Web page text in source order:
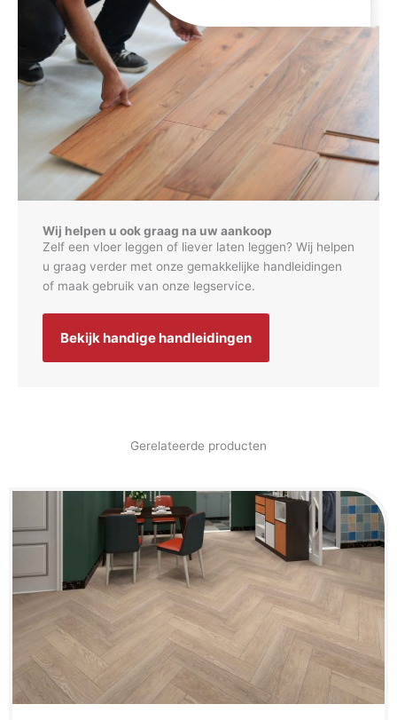
Wij helpen u ook graag na uw aankoop
Zelf een vloer leggen of liever laten leggen? Wij helpen
u graag verder met onze gemakkelijke handleidingen
of maak gebruik van onze legservice.
Bekijk handige handleidingen
Gerelateerde producten